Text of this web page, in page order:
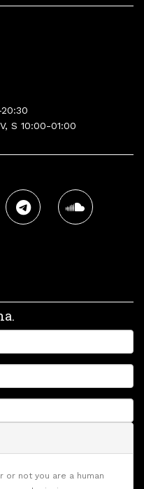
S 10:00-01:00
or not you are a human